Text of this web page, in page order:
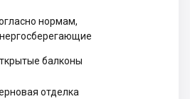
нормам,
балконы
отделка